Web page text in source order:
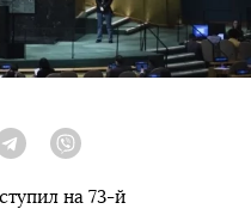
Telegram
на 73-й